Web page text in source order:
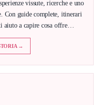
vissute, ricerche e uno
Con guide complete, itinerari
a capire cosa offre…
→